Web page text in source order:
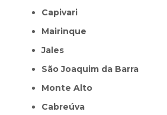
Capivari
Mairinque
Jales
São Joaquim da Barra
Monte Alto
Cabreúva